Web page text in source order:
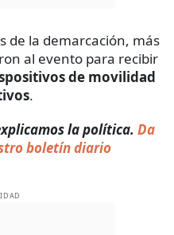
de la demarcación, más
al evento para recibir
de movilidad
.
la política. Da
boletín diario